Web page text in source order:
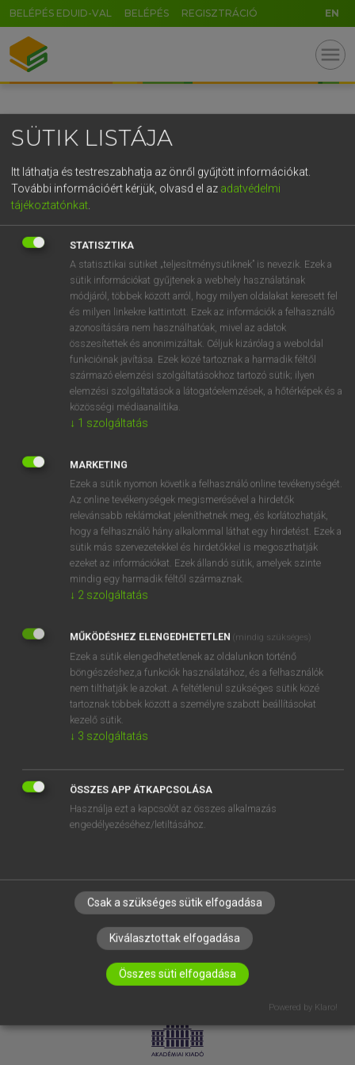
BELÉPÉS EDUID-VAL BELÉPÉS REGISZTRÁCIÓ EN
menu
OOOOPS!
SZOTAR.NET APPLIKÁCIÓ
MICROSOFT OFFICE BŐVÍTMÉNY
BEÉPÜLŐ SZÓTÁRMODUL
ONLINE NYELVVIZSGA
EGYÉNI FELHASZNÁLÓKNAK
TANULÓKNAK
OKTATÁSI INTÉZMÉNYEKNEK
VÁLLALATI MEGOLDÁSOK
RÓLUNK
ELÉRHETŐSÉG
SÜTI BEÁLLÍTÁSOK
LICENCSZERZŐDÉS ADATVÉDELEM
SÜTIK LISTÁJA
Itt láthatja és testreszabhatja az önről gyűjtött információkat.
További információért kérjük, olvasd el az adatvédelmi
tájékoztatónkat
STATISZTIKA
A statisztikai sütiket „teljesítménysütiknek” is nevezik. Ezek a
sütik információkat gyűjtenek a webhely használatának
módjáról, többek között arról, hogy milyen oldalakat keresett fel
és milyen linkekre kattintott. Ezek az információk a felhasználó
azonosítására nem használhatóak, mivel az adatok
összesítettek és anonimizáltak. Céljuk kizárólag a weboldal
funkcióinak javítása. Ezek közé tartoznak a harmadik féltől
származó elemzési szolgáltatásokhoz tartozó sütik; ilyen
elemzési szolgáltatások a látogatóelemzések, a hőtérképek és a
közösségi médiaanalitika.
↓ 1 szolgáltatás
MARKETING
Ezek a sütik nyomon követik a felhasználó online tevékenységét.
Az online tevékenységek megismerésével a hirdetők
relevánsabb reklámokat jeleníthetnek meg, és korlátozhatják,
hogy a felhasználó hány alkalommal láthat egy hirdetést. Ezek a
sütik más szervezetekkel és hirdetőkkel is megoszthatják
ezeket az információkat. Ezek állandó sütik, amelyek szinte
mindig egy harmadik féltől származnak.
↓ 2 szolgáltatás
MŰKÖDÉSHEZ ELENGEDHETETLEN (mindig szükséges)
Ezek a sütik elengedhetetlenek az oldalunkon történő
böngészéshez,a funkciók használatához, és a felhasználók
nem tilthatják le azokat. A feltétlenül szükséges sütik közé
tartoznak többek között a személyre szabott beállításokat
kezelő sütik.
↓ 3 szolgáltatás
ÖSSZES APP ÁTKAPCSOLÁSA
Használja ezt a kapcsolót az összes alkalmazás
engedélyezéséhez/letiltásához.
Csak a szükséges sütik elfogadása
Kiválasztottak elfogadása
Összes süti elfogadása
Powered by Klaro!
GR
5
g h k l
v b n m , . - AltGr